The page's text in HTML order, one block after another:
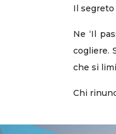
Il segreto
Ne ‘Il
cogliere.
che si
Chi